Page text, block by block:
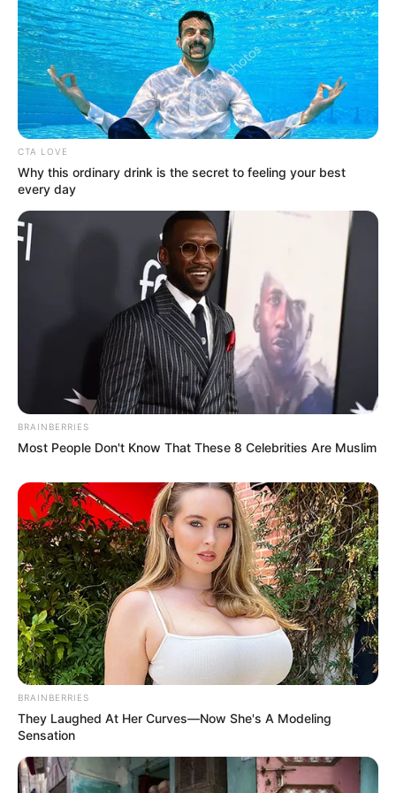
Ausflugsziele und Sehenswürdigkeiten in
Zoos und Tierparks in Mecklenburg
CTA LOVE
Why this ordinary drink is the secret to feeling your best
every day
BRAINBERRIES
Most People Don't Know That These 8 Celebrities Are Muslim
BRAINBERRIES
They Laughed At Her Curves—Now She's A Modeling
Sensation